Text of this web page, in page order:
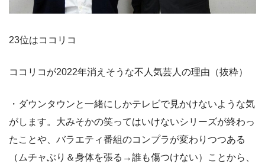
23位はココリコ
ココリコが2022年消えそうな不人気芸人の理由（抜粋）
・ダウンタウンと一緒にしかテレビで見かけないような気
がします。大みそかの笑ってはいけないシリーズが終わっ
たことや、バラエティ番組のコンプラが変わりつつある
（ムチャぶり＆身体を張る→誰も傷つけない）ことから、